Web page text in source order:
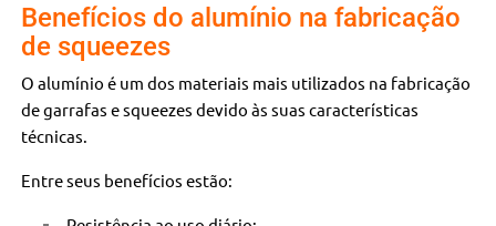
Benefícios do alumínio na fabricação
de squeezes
O alumínio é um dos materiais mais utilizados na fabricação
de garrafas e squeezes devido às suas características
técnicas.
Entre seus benefícios estão: